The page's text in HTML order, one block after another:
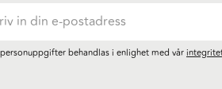
behandlas i enlighet med vår